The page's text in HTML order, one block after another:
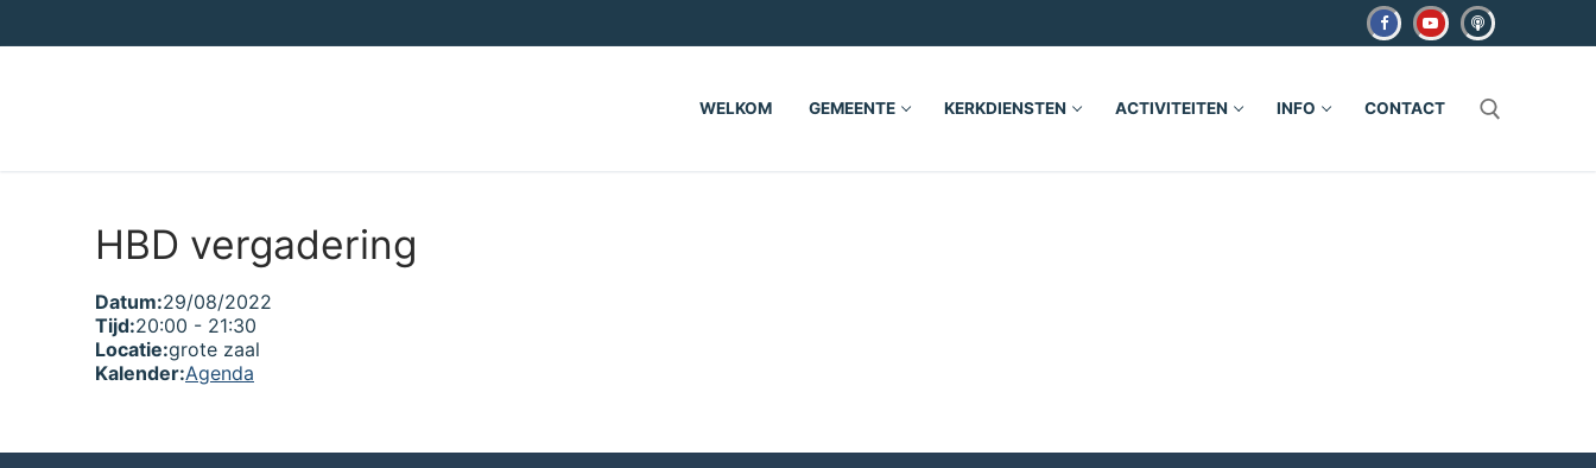
naar
WELKOM GEMEENTE KERKDIENSTEN ACTIVITEITEN INFO CONTACT
HBD vergadering
Datum:29/08/2022
Tijd:20:00 - 21:30
Locatie:grote zaal
Kalender:Agenda